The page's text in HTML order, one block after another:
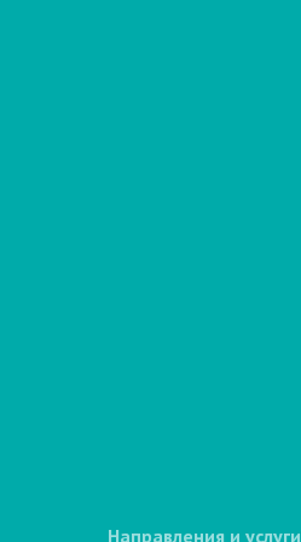
Направления и услуги